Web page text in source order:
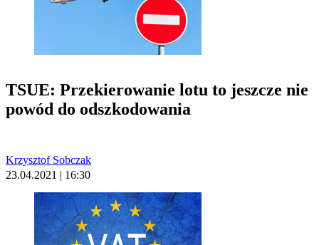
TSUE: Przekierowanie lotu to jeszcze nie
powód do odszkodowania
Krzysztof Sobczak
23.04.2021 | 16:30